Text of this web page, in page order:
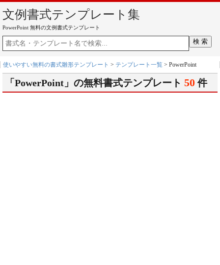
文例書式テンプレート集
PowerPoint 無料の文例書式テンプレート
使いやすい無料の書式雛形テンプレート > テンプレート一覧 > PowerPoint
「PowerPoint」の無料書式テンプレート 50 件